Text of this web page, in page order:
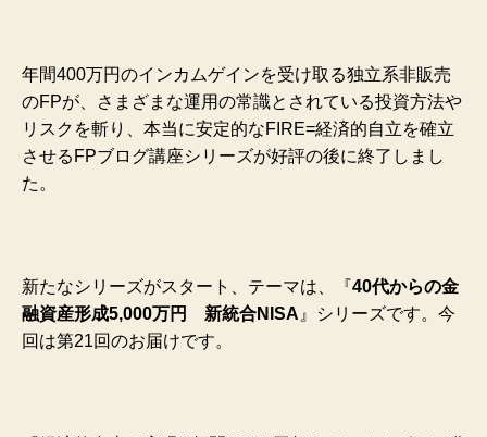
年間400万円のインカムゲインを受け取る独立系非販売
のFPが、さまざまな運用の常識とされている投資方法や
リスクを斬り、本当に安定的なFIRE=経済的自立を確立
させるFPブログ講座シリーズが好評の後に終了しまし
た。
新たなシリーズがスタート、テーマは、『40代からの金
融資産形成5,000万円 新統合NISA 』シリーズです。今
回は第21回のお届けです。